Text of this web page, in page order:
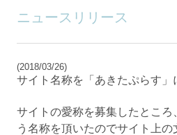
ニュースリリース
(2018/03/26)
サイト名称を「あきたぷらす」
サイトの愛称を募集したとこ
う名称を頂いたのでサイト上の